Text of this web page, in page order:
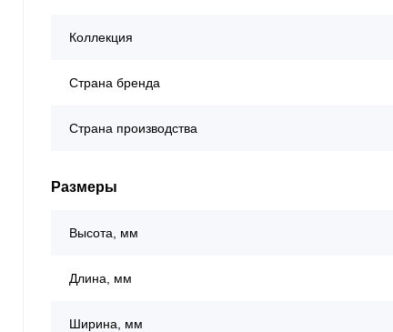
Коллекция
Страна бренда
Страна производства
Размеры
Высота, мм
Длина, мм
Ширина, мм